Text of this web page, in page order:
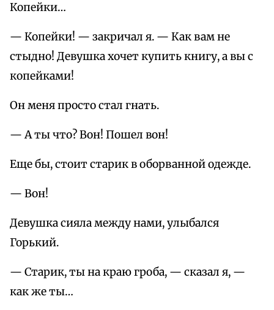
Копейки…
— Копейки! — закричал я. — Как вам не
стыдно! Девушка хочет купить книгу, а вы с
копейками!
Он меня просто стал гнать.
— А ты что? Вон! Пошел вон!
Еще бы, стоит старик в оборванной одежде.
— Вон!
Девушка сияла между нами, улыбался
Горький.
— Старик, ты на краю гроба, — сказал я, —
как же ты…